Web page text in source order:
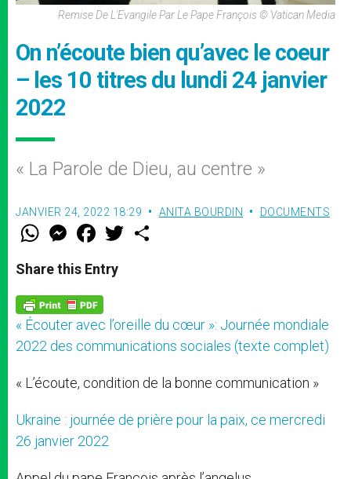
Remise De L'Evangile Par Le Pape François © Vatican Media
On n’écoute bien qu’avec le coeur
– les 10 titres du lundi 24 janvier
2022
« La Parole de Dieu, au centre »
JANVIER 24, 2022 18:29 ANITA BOURDIN DOCUMENTS
W
t
s
p
p
M
e
s
e
g
e
r
F
a
e
b
o
k
w
Share this Entry
« Écouter avec l’oreille du cœur »: Journée mondiale
2022 des communications sociales (texte complet)
« L’écoute, condition de la bonne communication »
Ukraine : journée de prière pour la paix, ce mercredi
26 janvier 2022